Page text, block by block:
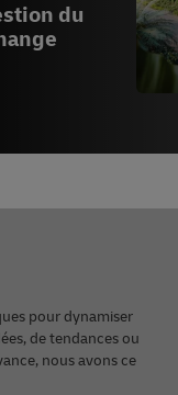
du
pour dynamiser
de tendances ou
nous avons ce